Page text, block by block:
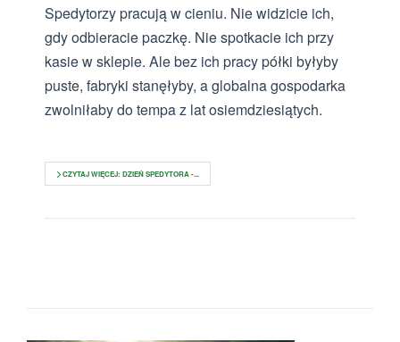
Spedytorzy pracują w cieniu. Nie widzicie ich,
gdy odbieracie paczkę. Nie spotkacie ich przy
kasie w sklepie. Ale bez ich pracy półki byłyby
puste, fabryki stanęłyby, a globalna gospodarka
zwolniłaby do tempa z lat osiemdziesiątych.
CZYTAJ WIĘCEJ: DZIEŃ SPEDYTORA -...